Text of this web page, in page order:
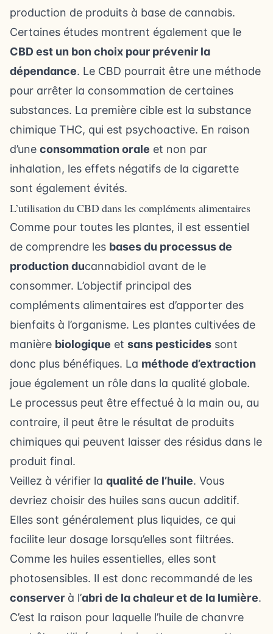
production de produits à base de cannabis.
Certaines études montrent également que le
CBD est un bon choix pour prévenir la
dépendance. Le CBD pourrait être une méthode
pour arrêter la consommation de certaines
substances. La première cible est la substance
chimique THC, qui est psychoactive. En raison
d’une consommation orale et non par
inhalation, les effets négatifs de la cigarette
sont également évités.
L’utilisation du CBD dans les compléments alimentaires
Comme pour toutes les plantes, il est essentiel
de comprendre les bases du processus de
production ducannabidiol avant de le
consommer. L’objectif principal des
compléments alimentaires est d’apporter des
bienfaits à l’organisme. Les plantes cultivées de
manière biologique et sans pesticides sont
donc plus bénéfiques. La méthode d’extraction
joue également un rôle dans la qualité globale.
Le processus peut être effectué à la main ou, au
contraire, il peut être le résultat de produits
chimiques qui peuvent laisser des résidus dans le
produit final.
Veillez à vérifier la qualité de l’huile. Vous
devriez choisir des huiles sans aucun additif.
Elles sont généralement plus liquides, ce qui
facilite leur dosage lorsqu’elles sont filtrées.
Comme les huiles essentielles, elles sont
photosensibles. Il est donc recommandé de les
conserver à l’abri de la chaleur et de la lumière.
C’est la raison pour laquelle l’huile de chanvre